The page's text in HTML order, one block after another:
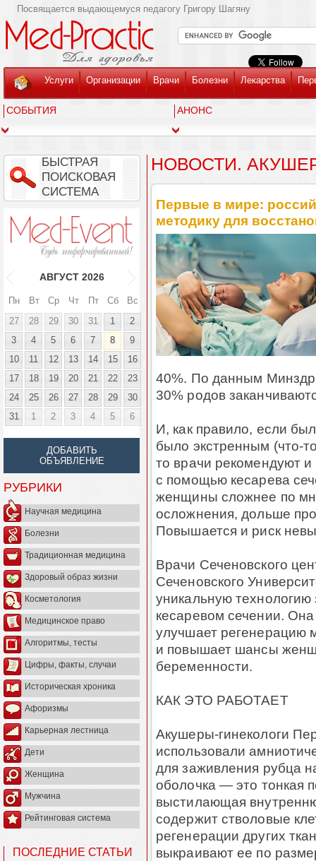
Посвящается выдающемуся педагогу Григору Шагяну
Услуги Организации Врачи Болезни Лекарства
СОБЫТИЯ АНОНС
БЫСТРАЯ
ПОИСКОВАЯ
СИСТЕМА
АВГУСТ 2026
Пн Вт Ср Чт Пт Сб
Вс
27
28 29 30 31 1
2
3
4 5 6 7 8
9
10
11 12 13 14 15
16
17
18 19 20 21 22
23
24
25 26 27 28 29
30
31
1 2 3 4 5 6
ДОБАВИТЬ
ОБЪЯВЛЕНИЕ
РУБРИКИ
Научная медицина
Болезни
Традиционная медицина
Здоровый образ жизни
Косметология
Медицинское право
Алгоритмы, тесты
Цифры, факты, случаи
Историческая хроника
Афоризмы
Карьерная лестница
Дети
Женщина
Мужчина
Рейтинговая система
ПОСЛЕДНИЕ СТАТЬИ
НОВОСТИ.
Первые в мире:
методику для
40%. По данным
30% родов
И, как правило, если
было экстренным (что-
то врачи рекомендуют
с помощью кесарева
женщины сложнее по
осложнения, дольше
Повышается и риск
Врачи Сеченовского
Сеченовского
уникальную
кесаревом сечении.
улучшает регенерацию
и повышает шансы
беременности.
КАК ЭТО РАБОТАЕТ
Акушеры-гинекологи
использовали
для заживления рубца
оболочка — это тонкая
выстилающая
содержит стволовые
регенерации других
выкраивают ее по